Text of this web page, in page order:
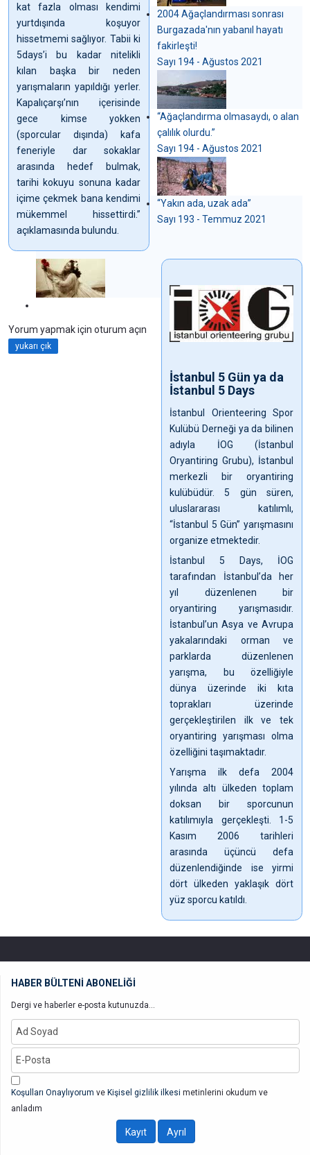
kat fazla olması kendimi
yurtdışında koşuyor
hissetmemi sağlıyor. Tabii ki
5days’i bu kadar nitelikli
kılan başka bir neden
yarışmaların yapıldığı yerler.
Kapalıçarşı’nın içerisinde
gece kimse yokken
(sporcular dışında) kafa
feneriyle dar sokaklar
arasında hedef bulmak,
tarihi kokuyu sonuna kadar
içime çekmek bana kendimi
mükemmel hissettirdi.”
açıklamasında bulundu.
İstanbul 5 Gün ya da
İstanbul 5 Days
İstanbul Orienteering Spor
Kulübü Derneği ya da bilinen
adıyla İOG (İstanbul
Oryantiring Grubu), İstanbul
merkezli bir oryantiring
kulübüdür. 5 gün süren,
uluslararası katılımlı,
“İstanbul 5 Gün” yarışmasını
organize etmektedir.
İstanbul 5 Days, İOG
tarafından İstanbul’da her
yıl düzenlenen bir
oryantiring yarışmasıdır.
İstanbul’un Asya ve Avrupa
yakalarındaki orman ve
parklarda düzenlenen
yarışma, bu özelliğiyle
dünya üzerinde iki kıta
toprakları üzerinde
gerçekleştirilen ilk ve tek
oryantiring yarışması olma
özelliğini taşımaktadır.
Yarışma ilk defa 2004
yılında altı ülkeden toplam
doksan bir sporcunun
katılımıyla gerçekleşti. 1-5
Kasım 2006 tarihleri
arasında üçüncü defa
düzenlendiğinde ise yirmi
dört ülkeden yaklaşık dört
yüz sporcu katıldı.
2004 Ağaçlandırması sonrası
Burgazada'nın yabanıl hayatı
fakirleşti!
Sayı 194 - Ağustos 2021
“Ağaçlandırma olmasaydı, o alan
çalılık olurdu.”
Sayı 194 - Ağustos 2021
“Yakın ada, uzak ada”
Sayı 193 - Temmuz 2021
Yorum yapmak için oturum açın
yukarı çık
HABER BÜLTENİ ABONELİĞİ
Dergi ve haberler e-posta kutunuzda...
Koşulları Onaylıyorum ve Kişisel gizlilik ilkesi metinlerini okudum ve
anladım